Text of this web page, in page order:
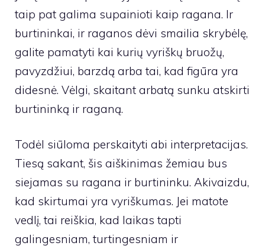
taip pat galima supainioti kaip ragana. Ir
burtininkai, ir raganos dėvi smailia skrybėlę,
galite pamatyti kai kurių vyriškų bruožų,
pavyzdžiui, barzdą arba tai, kad figūra yra
didesnė. Vėlgi, skaitant arbatą sunku atskirti
burtininką ir raganą.
Todėl siūloma perskaityti abi interpretacijas.
Tiesą sakant, šis aiškinimas žemiau bus
siejamas su ragana ir burtininku. Akivaizdu,
kad skirtumai yra vyriškumas. Jei matote
vedlį, tai reiškia, kad laikas tapti
galingesniam, turtingesniam ir